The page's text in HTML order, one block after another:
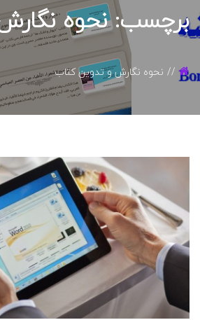
برچسب: نحوه
نحوه نگارش و تدوین کتاب